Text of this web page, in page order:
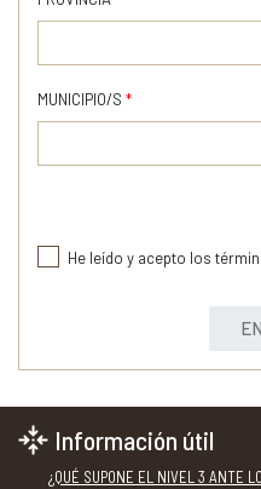
MUNICIPIO/S *
He leído y acepto los
Información útil
¿QUÉ SUPONE EL NIVEL 3 ANTE